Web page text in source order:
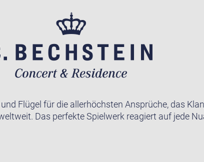
Flügel für die allerhöchsten Ansprüche, das
Das perfekte Spielwerk reagiert auf jede